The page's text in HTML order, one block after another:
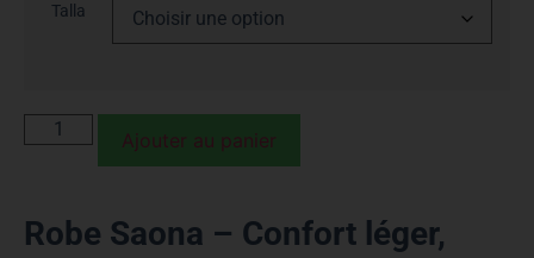
Talla
Ajouter au panier
Robe Saona – Confort léger,